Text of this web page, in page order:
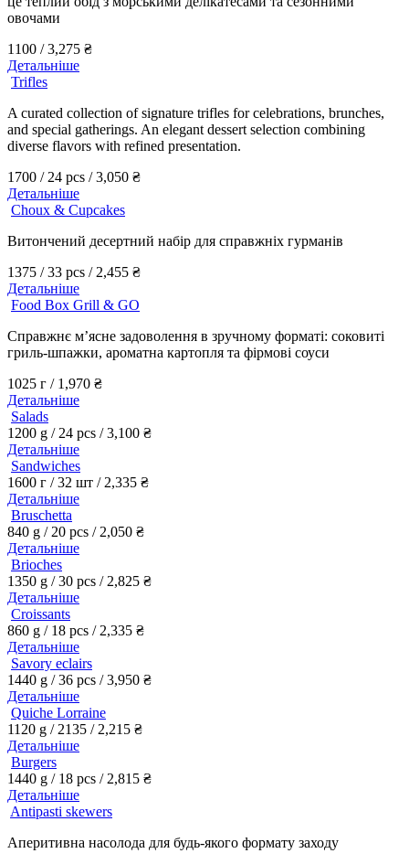
овочами
1100 /3,275 ₴
Детальніше
Trifles
A curated collection of signature trifles for celebrations, brunches,
and special gatherings. An elegant dessert selection combining
diverse flavors with refined presentation.
1700 / 24 pcs /3,050 ₴
Детальніше
Choux & Cupcakes
Витончений десертний набір для справжніх гурманів
1375 / 33 pcs / 2,455 ₴
Детальніше
Food Box Grill & GO
Справжнє м’ясне задоволення в зручному форматі: соковиті
гриль-шпажки, ароматна картопля та фірмові соуси
1025 г / 1,970 ₴
Детальніше
Salads
1200 g / 24 pcs /3,100 ₴
Детальніше
Sandwiches
1600 г / 32 шт / 2,335 ₴
Детальніше
Bruschetta
840 g / 20 pcs / 2,050 ₴
Детальніше
Brioches
1350 g / 30 pcs / 2,825 ₴
Детальніше
Croissants
860 g / 18 pcs / 2,335 ₴
Детальніше
Savory eclairs
1440 g / 36 pcs /3,950 ₴
Детальніше
Quiche Lorraine
1120 g / 2135 / 2,215 ₴
Детальніше
Burgers
1440 g / 18 pcs / 2,815 ₴
Детальніше
Antipasti skewers
Аперитивна насолода для будь-якого формату заходу